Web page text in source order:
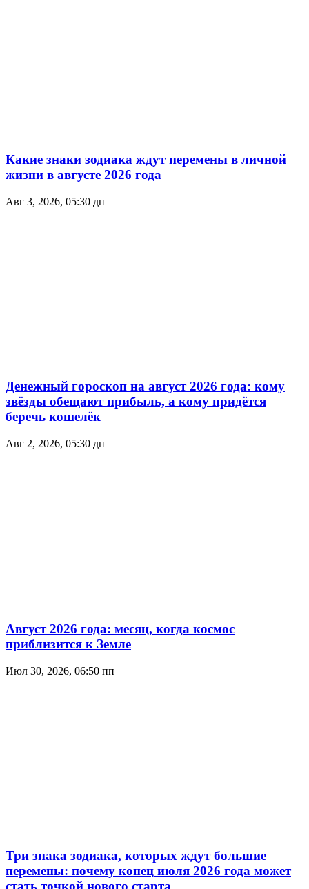
Какие знаки зодиака ждут перемены в личной
жизни в августе 2026 года
Авг 3, 2026, 05:30 дп
Денежный гороскоп на август 2026 года: кому
звёзды обещают прибыль, а кому придётся
беречь кошелёк
Авг 2, 2026, 05:30 дп
Август 2026 года: месяц, когда космос
приблизится к Земле
Июл 30, 2026, 06:50 пп
Три знака зодиака, которых ждут большие
перемены: почему конец июля 2026 года может
стать точкой нового старта